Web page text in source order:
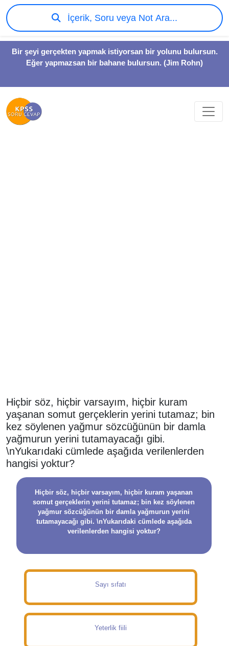
Bir şeyi gerçekten yapmak istiyorsan bir yolunu bulursun.
Eğer yapmazsan bir bahane bulursun. (Jim Rohn)
İçerik, Soru veya Not Ara...
Hiçbir söz, hiçbir varsayım, hiçbir kuram
yaşanan somut gerçeklerin yerini tutamaz; bin
kez söylenen yağmur sözcüğünün bir damla
yağmurun yerini tutamayacağı gibi.
\nYukarıdaki cümlede aşağıda verilenlerden
hangisi yoktur?
Hiçbir söz, hiçbir varsayım, hiçbir kuram yaşanan
somut gerçeklerin yerini tutamaz; bin kez söylenen
yağmur sözcüğünün bir damla yağmurun yerini
tutamayacağı gibi. \nYukarıdaki cümlede aşağıda
verilenlerden hangisi yoktur?
Sayı sıfatı
Yeterlik fiili